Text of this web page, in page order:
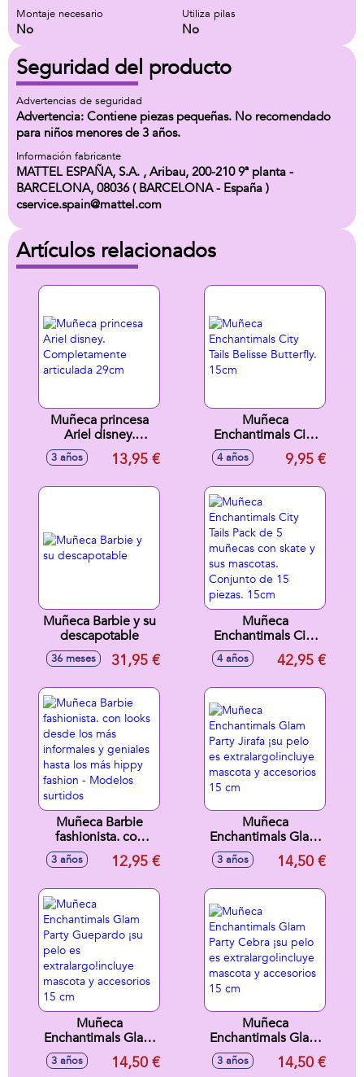
Montaje necesario
No
Utiliza pilas
No
Seguridad del producto
Advertencias de seguridad
Advertencia: Contiene piezas pequeñas. No recomendado
para niños menores de 3 años.
Información fabricante
MATTEL ESPAÑA, S.A. , Aribau, 200-210 9ª planta -
BARCELONA, 08036 ( BARCELONA - España )
cservice.spain@mattel.com
Artículos relacionados
Muñeca princesa
Ariel disney.
Completamente
articulada 29cm
3 años 13,95 €
Muñeca
Enchantimals City
Tails Belisse
Butterfly. 15cm
4 años 9,95 €
Muñeca Barbie y su
descapotable
36 meses 31,95 €
Muñeca
Enchantimals City
Tails Pack de 5
muñecas con skate
piezas. 15cm
4 años 42,95 €
Muñeca Barbie
fashionista. con
looks desde los
más informales y
más hippy fashion -
Modelos surtidos
3 años 12,95 €
Muñeca
Enchantimals Glam
Party Jirafa ¡su pelo
accesorios 15 cm
3 años 14,50 €
Muñeca
Enchantimals Glam
Party Guepardo ¡su
pelo es
3 años 14,50 €
Muñeca
Enchantimals Glam
Party Cebra ¡su
pelo es
3 años 14,50 €